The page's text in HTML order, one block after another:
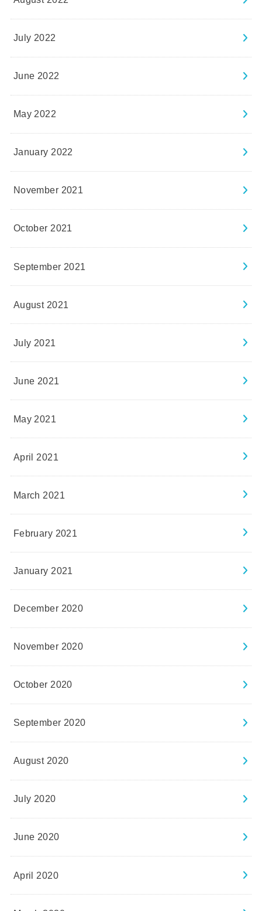
July 2022
June 2022
May 2022
January 2022
November 2021
October 2021
September 2021
August 2021
July 2021
June 2021
May 2021
April 2021
March 2021
February 2021
January 2021
December 2020
November 2020
October 2020
September 2020
August 2020
July 2020
June 2020
April 2020